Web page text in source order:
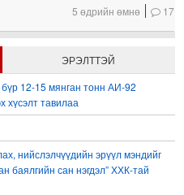
5 өдрийн өмнө 17
ЭРЭЛТТЭЙ
12-15 мянган тонн АИ-92
хүсэлт тавилаа
нийслэлчүүдийн эрүүл мэндийг
баялгийн сан нэгдэл” ХХК-тай